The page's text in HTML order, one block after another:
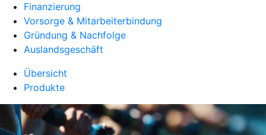
Finanzierung
Vorsorge & Mitarbeiterbindung
Gründung & Nachfolge
Auslandsgeschäft
Übersicht
Produkte